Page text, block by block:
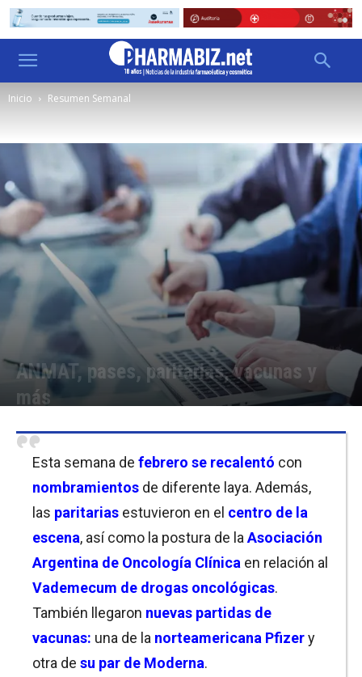
Inicio Resumen Semanal
ANMAT, pases, paritarias, vacunas y
más
Esta semana de febrero se recalentó con
nombramientos de diferente laya. Además,
las paritarias estuvieron en el centro de la
escena, así como la postura de la Asociación
Argentina de Oncología Clínica en relación al
Vademecum de drogas oncológicas.
También llegaron nuevas partidas de
vacunas: una de la norteamericana Pfizery
otra de su par de Moderna.